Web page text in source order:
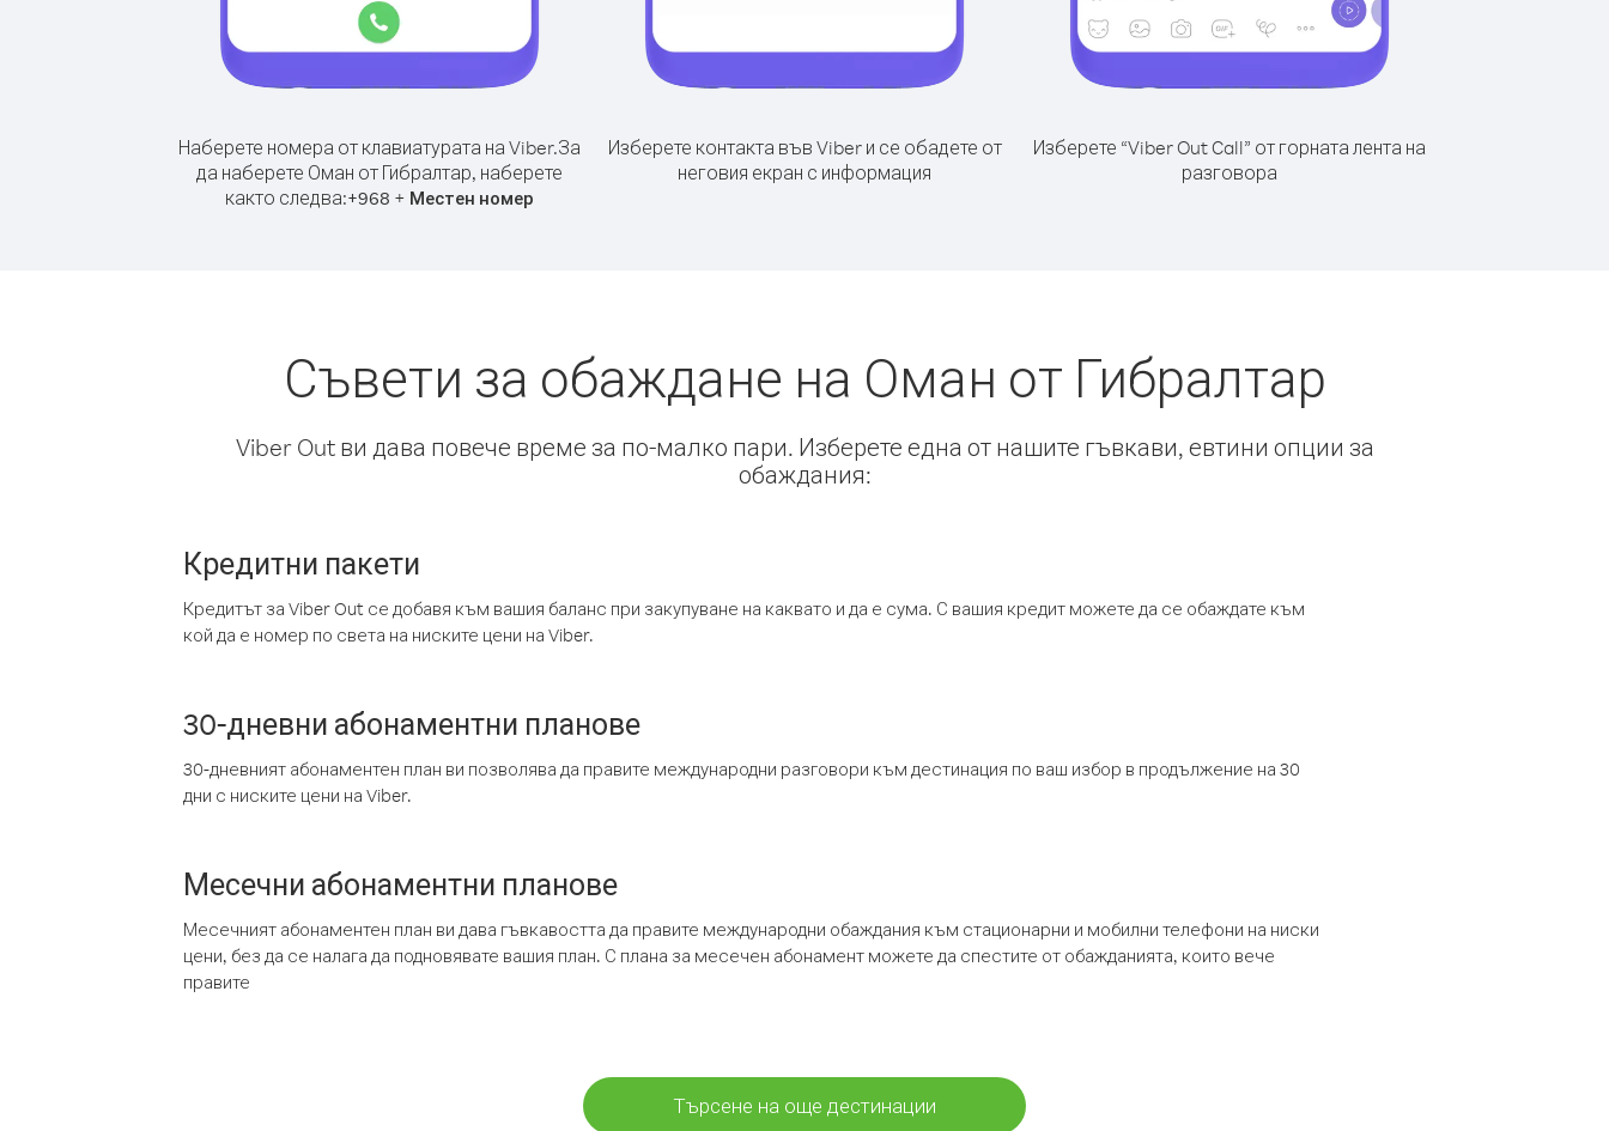
Наберете номера от клавиатурата на Viber.За
да наберете Оман от Гибралтар, наберете
както следва:+968 + Местен номер
Изберете контакта във Viber и се обадете от
неговия екран с информация
Изберете “Viber Out Call” от горната лента на
разговора
Съвети за обаждане на Оман от Гибралтар
Viber Out ви дава повече време за по-малко пари. Изберете една от нашите гъвкави, евтини опции за
обаждания:
Кредитни пакети
Кредитът за Viber Out се добавя към вашия баланс при закупуване на каквато и да е сума. С вашия кредит можете да се обаждате към
кой да е номер по света на ниските цени на Viber.
30-дневни абонаментни планове
30-дневният абонаментен план ви позволява да правите международни разговори към дестинация по ваш избор в продължение на 30
дни с ниските цени на Viber.
Месечни абонаментни планове
Месечният абонаментен план ви дава гъвкавостта да правите международни обаждания към стационарни и мобилни телефони на ниски
цени, без да се налага да подновявате вашия план. С плана за месечен абонамент можете да спестите от обажданията, които вече
правите
Търсене на още дестинации